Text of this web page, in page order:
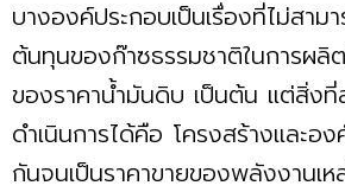
บางองค์ประกอบเป็นเรื่องที่ไม่สาม
ต้นทุนของก๊าซธรรมชาติในการผ
ของราคาน้ำมันดิบ เป็นต้น แต่สิ่ง
ดำเนินการได้คือ โครงสร้างและอ
กันจนเป็นราคาขายของพลังงานเ